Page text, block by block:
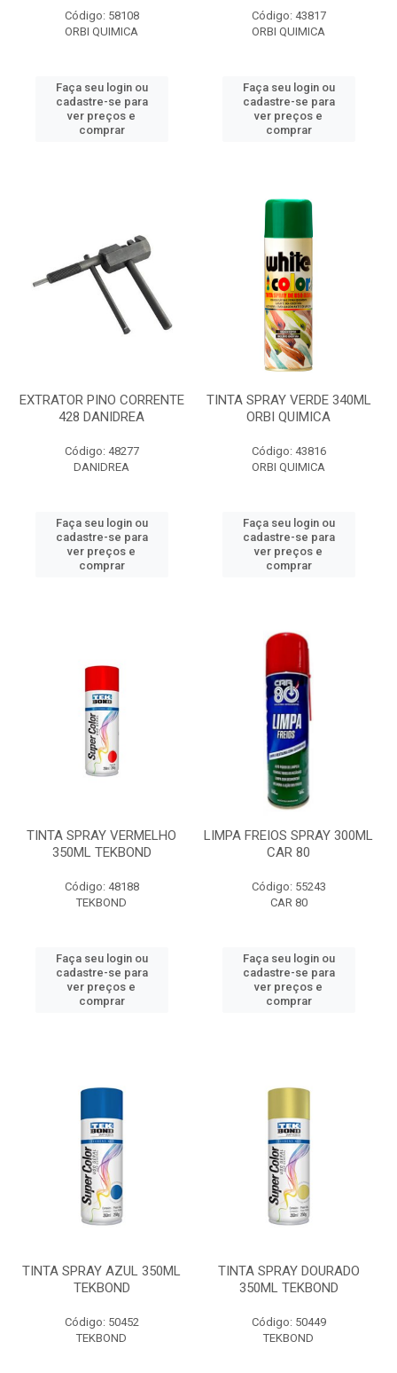
Código: 58108
ORBI QUIMICA
Faça seu login ou
cadastre-se para
ver preços e
comprar
Código: 43817
ORBI QUIMICA
Faça seu login ou
cadastre-se para
ver preços e
comprar
EXTRATOR PINO CORRENTE
428 DANIDREA
Código: 48277
DANIDREA
Faça seu login ou
cadastre-se para
ver preços e
comprar
TINTA SPRAY VERDE 340ML
ORBI QUIMICA
Código: 43816
ORBI QUIMICA
Faça seu login ou
cadastre-se para
ver preços e
comprar
TINTA SPRAY VERMELHO
350ML TEKBOND
Código: 48188
TEKBOND
Faça seu login ou
cadastre-se para
ver preços e
comprar
LIMPA FREIOS SPRAY 300ML
CAR 80
Código: 55243
CAR 80
Faça seu login ou
cadastre-se para
ver preços e
comprar
TINTA SPRAY AZUL 350ML
TEKBOND
Código: 50452
TEKBOND
TINTA SPRAY DOURADO
350ML TEKBOND
Código: 50449
TEKBOND